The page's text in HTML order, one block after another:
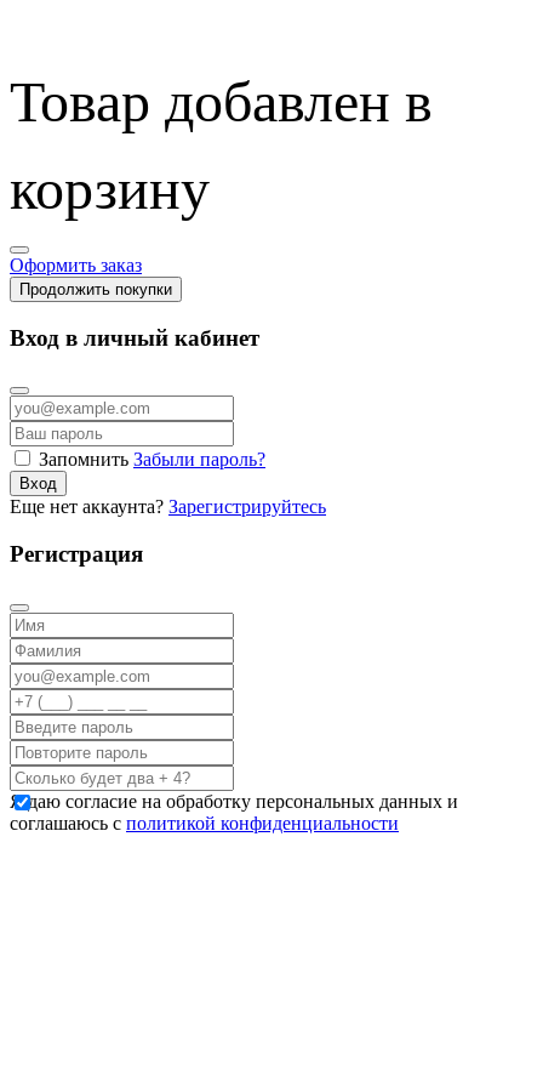
Товар добавлен в
корзину
Оформить заказ
Продолжить покупки
Вход в личный кабинет
Запомнить Забыли пароль?
Вход
Еще нет аккаунта? Зарегистрируйтесь
Регистрация
Я даю согласие на обработку персональных данных и
соглашаюсь с политикой конфиденциальности